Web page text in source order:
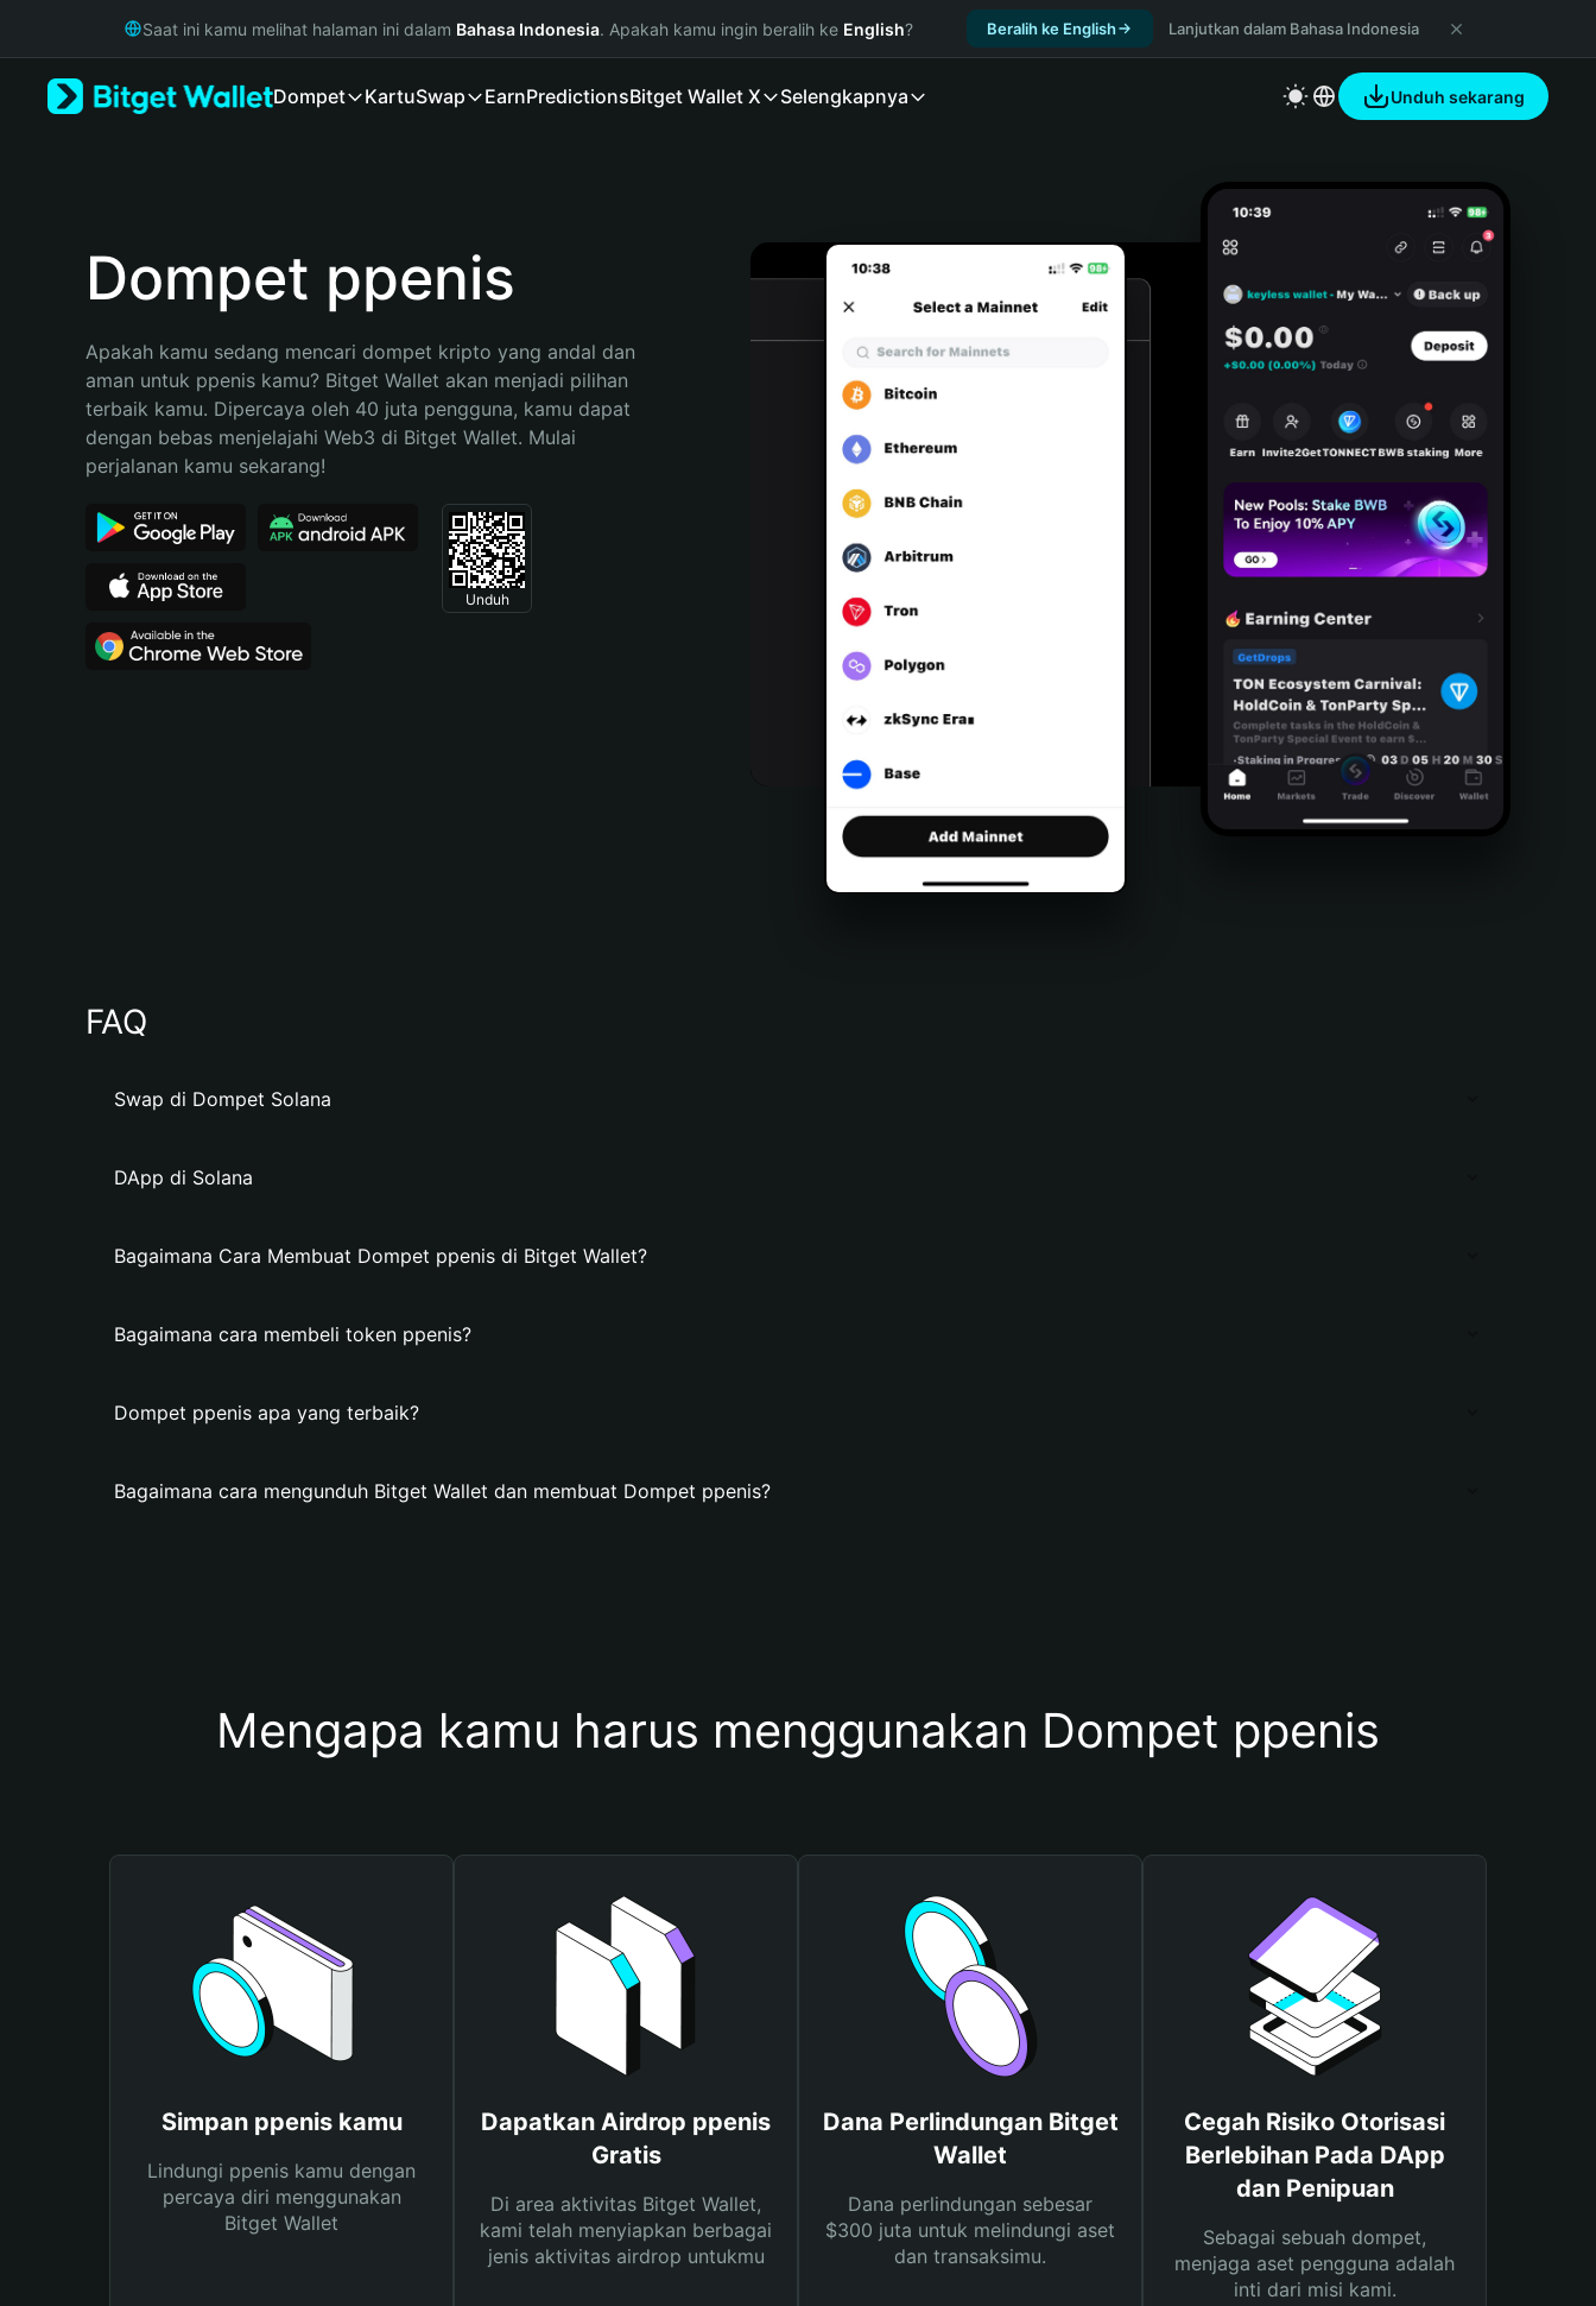
Русский
Bahasa Indonesia
Español (Argentina)
Saat ini kamu melihat halaman ini dalam Bahasa Indonesia. Apakah kamu ingin beralih ke English? Beralih ke English Lanjutkan dalam Bahasa Indonesia
Dompet KartuSwap EarnPredictionsBitget Wallet X Selengkapnya Unduh sekarang
Dompet ppenis
Apakah kamu sedang mencari dompet kripto yang andal dan
aman untuk ppenis kamu? Bitget Wallet akan menjadi pilihan
terbaik kamu. Dipercaya oleh 40 juta pengguna, kamu dapat
dengan bebas menjelajahi Web3 di Bitget Wallet. Mulai
perjalanan kamu sekarang!
Unduh
FAQ
Swap di Dompet Solana
DApp di Solana
Bagaimana Cara Membuat Dompet ppenis di Bitget Wallet?
Bagaimana cara membeli token ppenis?
Dompet ppenis apa yang terbaik?
Bagaimana cara mengunduh Bitget Wallet dan membuat Dompet ppenis?
Mengapa kamu harus menggunakan Dompet ppenis
Simpan ppenis kamu
Lindungi ppenis kamu dengan
percaya diri menggunakan
Bitget Wallet
Dapatkan Airdrop ppenis
Gratis
Di area aktivitas Bitget Wallet,
kami telah menyiapkan berbagai
jenis aktivitas airdrop untukmu
Dana Perlindungan Bitget
Wallet
Dana perlindungan sebesar
$300 juta untuk melindungi aset
dan transaksimu.
Cegah Risiko Otorisasi
Berlebihan Pada DApp
dan Penipuan
Sebagai sebuah dompet,
menjaga aset pengguna adalah
inti dari misi kami.